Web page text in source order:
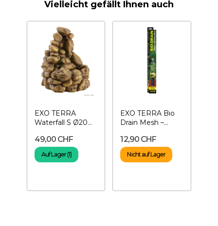
Vielleicht gefällt Ihnen auch
EXO TERRA
Waterfall S Ø20
Terrarium
49,00 CHF
Auf Lager (1)
EXO TERRA Bio
Drain Mesh –
Terrarium
12,90 CHF
Nicht auf Lager